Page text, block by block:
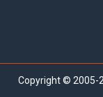
Copyright © 2005-